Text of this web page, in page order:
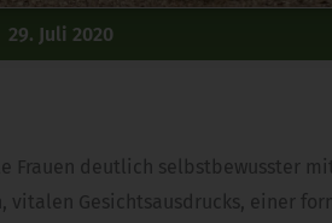
29. Juli 2020
deutlich selbstbewusster
Gesichtsausdrucks, einer